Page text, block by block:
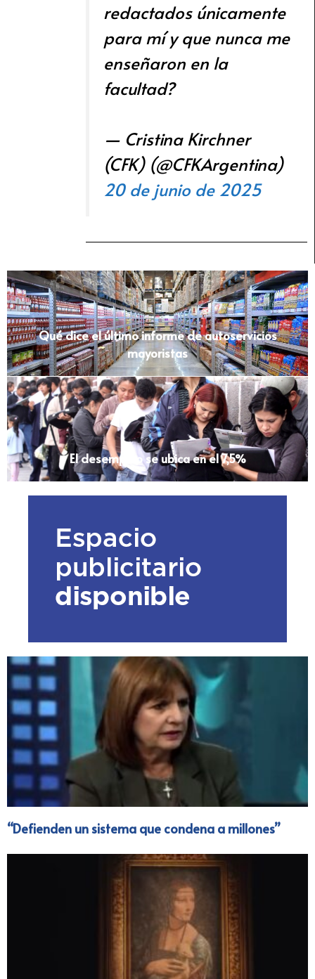
redactados únicamente
para mí y que nunca me
enseñaron en la
facultad?
— Cristina Kirchner
(CFK) (@CFKArgentina)
20 de junio de 2025
Qué dice el último informe de autoservicios
mayoristas
El desempleo se ubica en el 7,5%
“Defienden un sistema que condena a millones”